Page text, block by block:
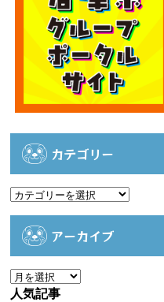
カテゴリー
カ
アーカイブ
ア
ー
人気記事